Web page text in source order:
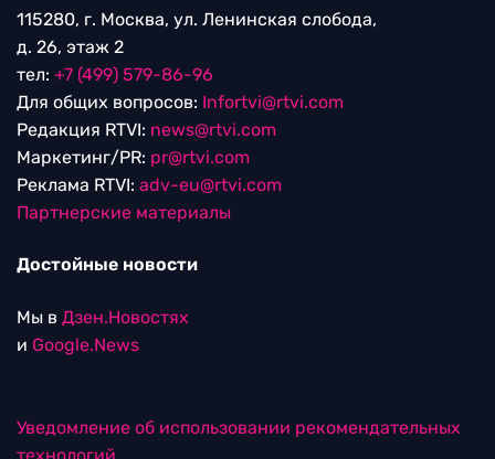
115280, г. Москва, ул. Ленинская слобода,
д. 26, этаж 2
тел: +7 (499) 579-86-96
Для общих вопросов: Infortvi@rtvi.com
Редакция RTVI: news@rtvi.com
Маркетинг/PR: pr@rtvi.com
Реклама RTVI: adv-eu@rtvi.com
Партнерские материалы
Достойные новости
Мы в Дзен.Новостях
и Google.News
Уведомление об использовании рекомендательных